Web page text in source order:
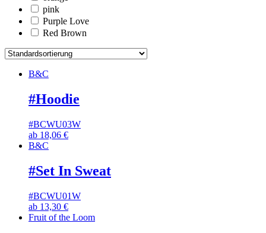
pink
Purple Love
Red Brown
B&C
#Hoodie
#BCWU03W
ab 18,06 €
B&C
#Set In Sweat
#BCWU01W
ab 13,30 €
Fruit of the Loom